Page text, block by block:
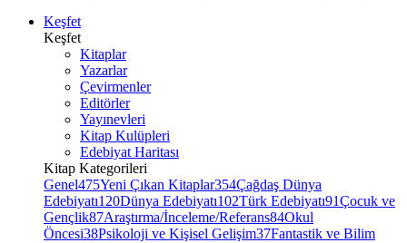
Keşfet
Keşfet
Kitaplar
Yazarlar
Çevirmenler
Editörler
Yayınevleri
Kitap Kulüpleri
Edebiyat Haritası
Kitap Kategorileri
Genel475Yeni Çıkan Kitaplar354Çağdaş Dünya
Edebiyatı120Dünya Edebiyatı102Türk Edebiyatı91Çocuk ve
Gençlik87Araştırma/İnceleme/Referans84Okul
Öncesi38Psikoloji ve Kişisel Gelişim37Fantastik ve Bilim